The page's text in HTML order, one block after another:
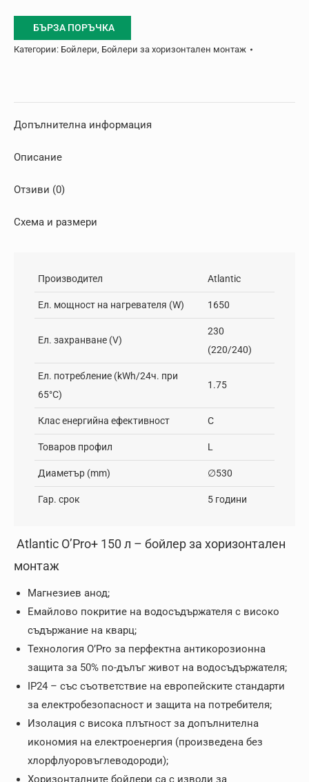
БЪРЗА ПОРЪЧКА
Категории: Бойлери, Бойлери за хоризонтален монтаж
Допълнителна информация
Описание
Отзиви (0)
Схема и размери
Производител Atlantic
Ел. мощност на нагревателя (W) 1650
Ел. захранване (V)
230
(220/240)
Ел. потребление (kWh/24ч. при
65°C)
1.75
Клас енергийна ефективност C
Товаров профил L
Диaметър (mm) ∅530
Гар. срок 5 години
Atlantic O’Pro+ 150 л – бойлер за хоризонтален
монтаж
Магнезиев анод;
Емайлово покритие на водосъдържателя с високо
съдържание на кварц;
Технология O’Pro за перфектна антикорозионна
защита за 50% по-дълъг живот на водосъдържателя;
IP24 – със съответствие на европейските стандарти
за електробезопасност и защита на потребителя;
Изолация с висока плътност за допълнителна
икономия на електроенергия (произведена без
хлорфлуоровъглеводороди);
Хоризонталните бойлери са с изводи за